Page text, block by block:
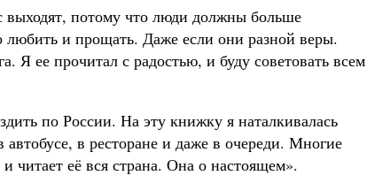
выходят, потому что люди должны больше
любить и прощать. Даже если они разной веры.
Я ее прочитал с радостью, и буду советовать всем
по России. На эту книжку я наталкивалась
в ресторане и даже в очереди. Многие
читает её вся страна. Она о настоящем».